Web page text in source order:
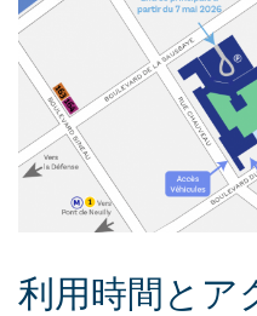
利用時間とア